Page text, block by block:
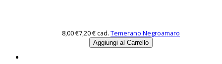
8,00 €7,20 €cad. Temerano Negroamaro